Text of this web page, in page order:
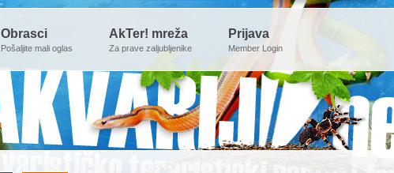
Obrasci
Pošaljite mali oglas
AkTer! mreža
Za prave zaljubljenike
Prijava
Member Login